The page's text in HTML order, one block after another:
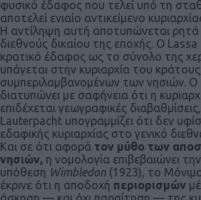
φυσικό έδαφος που τελεί υπό τη
αποτελεί ενιαίο αντικείμενο
Η αντίληψη αυτή αποτυπώνεται ρητά
διεθνούς δικαίου της εποχής. Ο Lassa
κρατικό έδαφος ως το σύνολο της
υπάγεται στην κυριαρχία του
συμπεριλαμβανομένων των νησιών.
διατυπώνει με σαφήνεια ότι η
επιδέχεται γεωγραφικές
Lauterpacht υπογραμμίζει ότι δεν
εδαφικής κυριαρχίας στο γενικό
Και σε ότι αφορά τον μύθο των
νησιών, η νομολογία επιβεβαιώνει
υπόθεση Wimbledon (1923), το
έκρινε ότι η αποδοχή περιορισμών